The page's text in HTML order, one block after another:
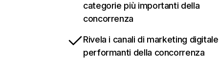
categorie più importanti della
concorrenza
Rivela i canali di marketing
performanti della concorrenza